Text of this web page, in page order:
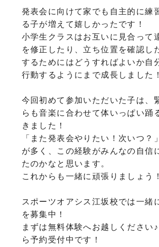
発表会に向けて家でも自主的に練
る子が増えて嬉しかったです！
小学生クラスはお互いに見合って
を修正したり、立ち位置を確認し
するためにはどうすればよいか自
行動するようにまで成長しました！
今回初めて参加いただいた子は、
らも音楽に合わせて体いっぱい踊
きました！
「また発表会やりたい！次いつ？
が多く、この経験がみんなの自信
たのかなと思います。
これからも一緒に頑張りましょう！
スポーツオアシス江坂校では一緒
を募集中！
まずは無料体験へお越しくださ
ら予約受付中です！